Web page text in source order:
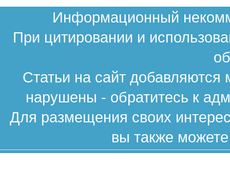
Информационный
При цитировании и
Статьи на сайт
нарушены - обратитесь к
Для размещения своих
вы также